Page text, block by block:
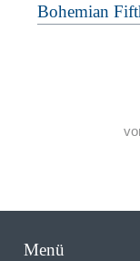
Bohemian
Menü